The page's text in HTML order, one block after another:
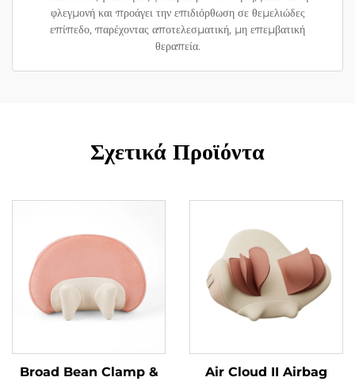
φλεγμονή και προάγει την επιδιόρθωση σε θεμελιώδες
επίπεδο, παρέχοντας αποτελεσματική, μη επεμβατική
θεραπεία.
Σχετικά Προϊόντα
Broad Bean Clamp &
Air Cloud II Airbag